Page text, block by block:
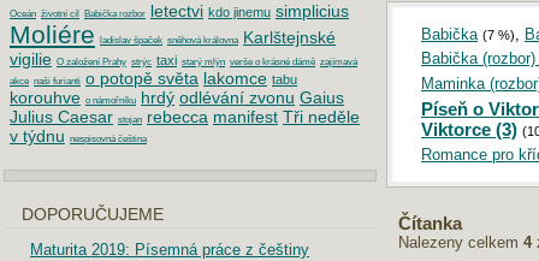
Babička (7 %),
Babička (rozbor)
Maminka
Píseň o
Viktorce (3)
Romance pro
Čítanka
Nalezeny celkem 4
Oceán životní cíl Babička rozbor letectvi kdo jinemu simplicius
Moliére ladislav špaček sněhová královna Karlštejnské
vigilie O založení Prahy strýc taxi starý mlýn verše o krásné dámě zajímavá
akce naši furianti o potopě světa lakomce tabu
korouhve o námořníku hrdý odlévání zvonu Gaius
Julius Caesar stojan rebecca manifest Tři neděle
v týdnu nespisovná čeština
DOPORUČUJEME
Maturita 2019: Písemná práce z češtiny